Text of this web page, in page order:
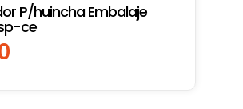
P/huincha Embalaje
ce